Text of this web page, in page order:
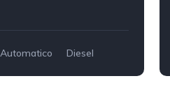
Automatico Diesel